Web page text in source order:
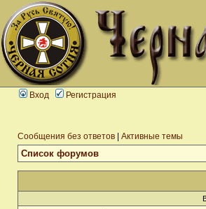
Вход Регистрация
Сообщения без ответов Активные темы
Список форумов